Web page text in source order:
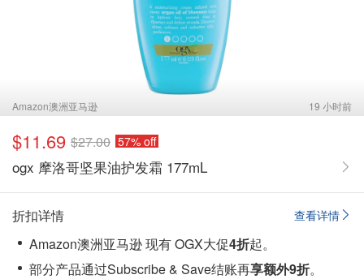
Amazon澳洲亚马逊 19 小时前
$11.69 $27.00 57% off
ogx 摩洛哥坚果油护发霜 177mL
查看详情
折扣详情
Amazon澳洲亚马逊 现有 OGX大促4折起。
部分产品通过Subscribe & Save结账再享额外9折。